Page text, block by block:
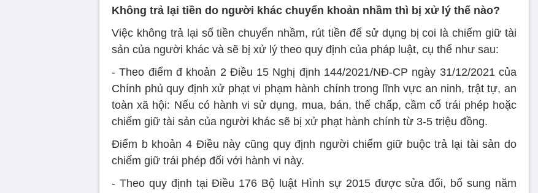
Không trả lại tiền do người khác chuyển khoản nhầm thì bị xử lý thế nào?
Việc không trả lại số tiền chuyển nhầm, rút tiền để sử dụng bị coi là chiếm giữ tài
sản của người khác và sẽ bị xử lý theo quy định của pháp luật, cụ thể như sau:
- Theo điểm đ khoản 2 Điều 15 Nghị định 144/2021/NĐ-CP ngày 31/12/2021 của
Chính phủ quy định xử phạt vi phạm hành chính trong lĩnh vực an ninh, trật tự, an
toàn xã hội: Nếu có hành vi sử dụng, mua, bán, thế chấp, cầm cố trái phép hoặc
chiếm giữ tài sản của người khác sẽ bị xử phạt hành chính từ 3-5 triệu đồng.
Điểm b khoản 4 Điều này cũng quy định người chiếm giữ buộc trả lại tài sản do
chiếm giữ trái phép đối với hành vi này.
- Theo quy định tại Điều 176 Bộ luật Hình sự 2015 được sửa đổi, bổ sung năm